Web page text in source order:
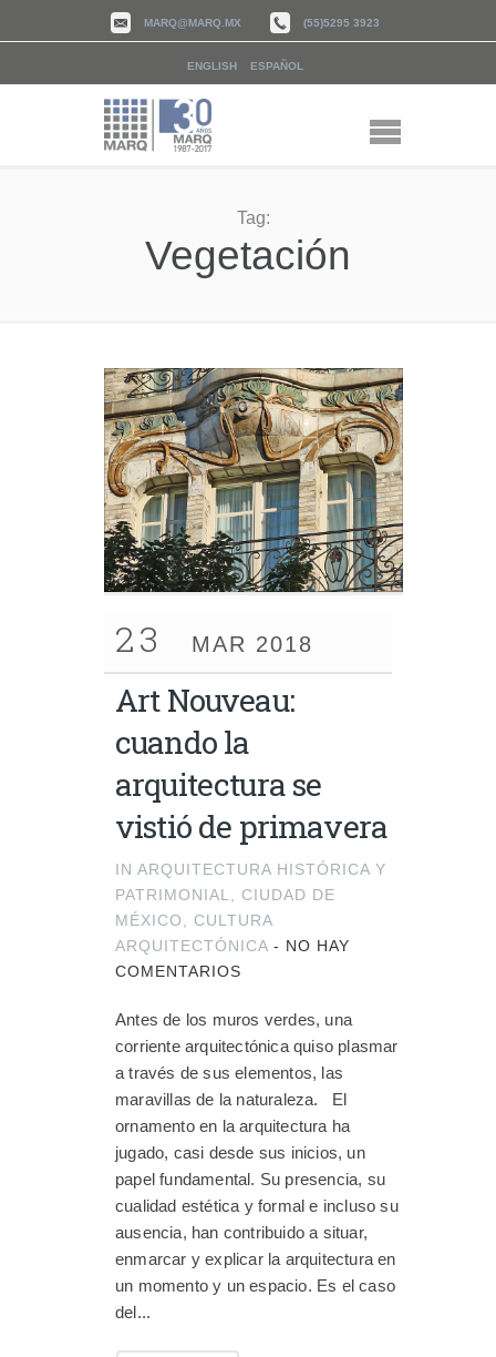
MARQ@MARQ.MX (55)5295 3923
ENGLISH ESPAÑOL
Tag:
Vegetación
23 MAR 2018
Art Nouveau:
cuando la
arquitectura se
vistió de primavera
IN ARQUITECTURA HISTÓRICA Y
PATRIMONIAL
CIUDAD DE
MÉXICO
CULTURA
ARQUITECTÓNICA - NO HAY
COMENTARIOS
Antes de los muros verdes, una
corriente arquitectónica quiso plasmar
a través de sus elementos, las
maravillas de la naturaleza. El
ornamento en la arquitectura ha
jugado, casi desde sus inicios, un
papel fundamental. Su presencia, su
cualidad estética y formal e incluso su
ausencia, han contribuido a situar,
enmarcar y explicar la arquitectura en
un momento y un espacio. Es el caso
del...